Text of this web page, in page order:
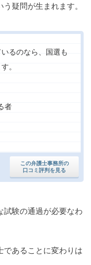
疑問が生まれます。
この弁護士事務所の
口コミ評判を見る
るのなら、国選も
。
者
試験の通過が必要なわ
であることに変わりは